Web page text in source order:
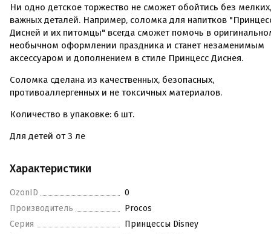
Ни одно детское торжество не сможет обойтись без
важных деталей. Например, соломка для напитков
Дисней и их питомцы" всегда сможет помочь в
необычном оформлении праздника и станет незаменимым
аксессуаром и дополнением в стиле Принцесс Диснея.
Соломка сделана из качественных, безопасных,
противоаллергенных и не токсичных материалов.
Количество в упаковке: 6 шт.
Для детей от 3 ле
Характеристики
OzonID
0
Производитель
Procos
Серия
Принцессы Disney